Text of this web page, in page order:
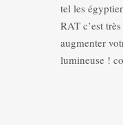
tel les
RAT c’est
augmenter
lumineuse !